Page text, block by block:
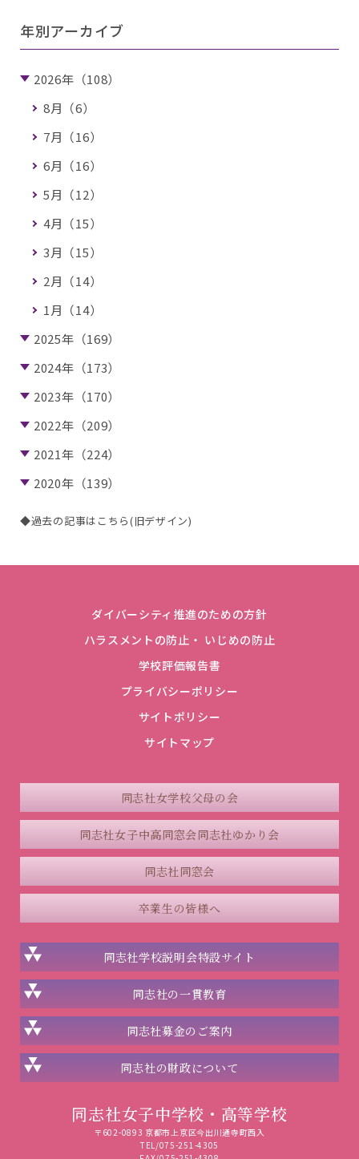
年別アーカイブ
2026年（108）
8月（6）
7月（16）
6月（16）
5月（12）
4月（15）
3月（15）
2月（14）
1月（14）
2025年（169）
2024年（173）
2023年（170）
2022年（209）
2021年（224）
2020年（139）
◆過去の記事はこちら(旧デザイン)
ダイバーシティ推進のための方針
ハラスメントの防止・ いじめの防止
学校評価報告書
プライバシーポリシー
サイトポリシー
サイトマップ
同志社女学校父母の会
同志社女子中高同窓会同志社ゆかり会
同志社同窓会
卒業生の皆様へ
同志社学校説明会特設サイト
同志社の一貫教育
同志社募金のご案内
同志社の財政について
同志社女子中学校・高等学校
〒602-0893 京都市上京区今出川通寺町西入
TEL/075-251-4305